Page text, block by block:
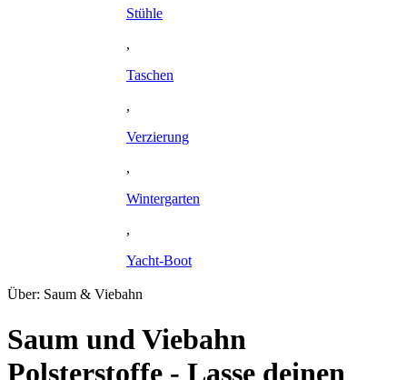
Stühle
,
Taschen
,
Verzierung
,
Wintergarten
,
Yacht-Boot
Über: Saum & Viebahn
Saum und Viebahn
Polsterstoffe - Lasse deinen